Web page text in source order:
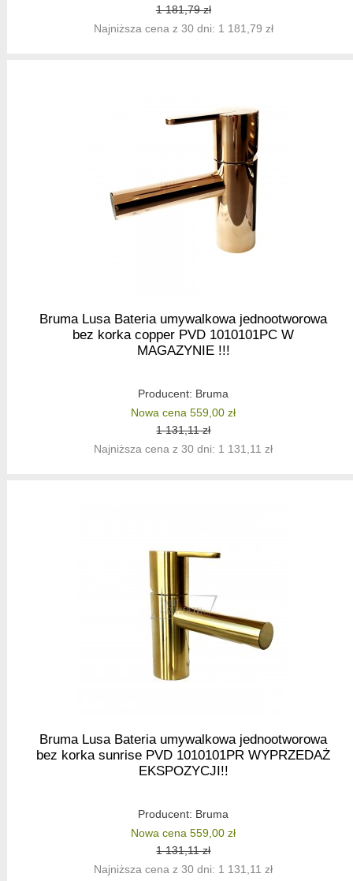
1 181,79 zł
Najniższa cena z 30 dni: 1 181,79 zł
Bruma Lusa Bateria umywalkowa jednootworowa
bez korka copper PVD 1010101PC W
MAGAZYNIE !!!
Producent: Bruma
Nowa cena 559,00 zł
1 131,11 zł
Najniższa cena z 30 dni: 1 131,11 zł
Bruma Lusa Bateria umywalkowa jednootworowa
bez korka sunrise PVD 1010101PR WYPRZEDAŻ
EKSPOZYCJI!!
Producent: Bruma
Nowa cena 559,00 zł
1 131,11 zł
Najniższa cena z 30 dni: 1 131,11 zł